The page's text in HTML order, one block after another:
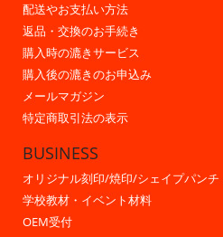
配送やお支払い方法
返品・交換のお手続き
購入時の漉きサービス
購入後の漉きのお申込み
メールマガジン
特定商取引法の表示
BUSINESS
オリジナル刻印/焼印/シェイプパンチ
学校教材・イベント材料
OEM受付